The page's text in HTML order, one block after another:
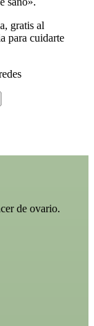
gratis al
para cuidarte
de ovario.